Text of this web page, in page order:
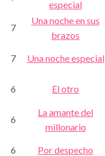
especial
7
Una noche en sus
brazos
7 Una noche especial
6 El otro
6
La amante del
millonario
6 Por despecho